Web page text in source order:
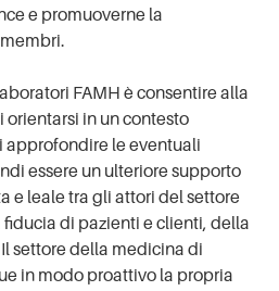
e promuoverne la
FAMH è consentire alla
in un contesto
approfondire le eventuali
essere un ulteriore supporto
e leale tra gli attori del settore
di pazienti e clienti, della
settore della medicina di
in modo proattivo la propria